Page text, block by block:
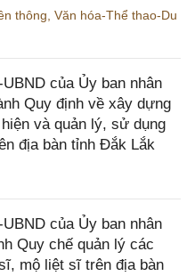
thông Văn hóa-Thể thao-Du
của Ủy ban nhân
Quy định về xây dựng
và quản lý, sử dụng
địa bàn tỉnh Đắk Lắk
của Ủy ban nhân
Quy chế quản lý các
mộ liệt sĩ trên địa bàn